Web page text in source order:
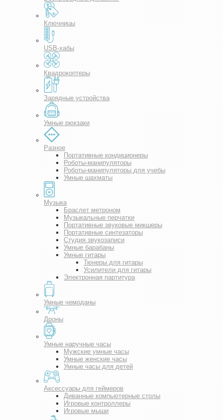
Ключницы
USB-хабы
Квадрокоптеры
Зарядные устройства
Умные рюкзаки
Разное
Портативные кондиционеры
Роботы-манипуляторы
Роботы-манипуляторы для учебы
Умные шахматы
Музыка
Браслет метроном
Музыкальные перчатки
Портативные звуковые микшеры
Портативные синтезаторы
Студия звукозаписи
Умные барабаны
Умные гитары
Тюнеры для гитары
Усилители для гитары
Электронная партитура
Умные чемоданы
Дроны
Умные наручные часы
Мужские умные часы
Умные женские часы
Умные часы для детей
Аксессуары для геймеров
Диванные компьютерные столы
Игровые контроллеры
Игровые мыши